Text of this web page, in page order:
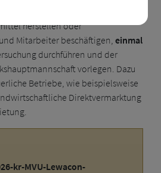
herstellen oder
Mitarbeiter beschäftigen, einmal
durchführen und der
vorlegen. Dazu
Betriebe, wie beispielsweise
Direktvermarktung
kr-MVU-Lewacon-